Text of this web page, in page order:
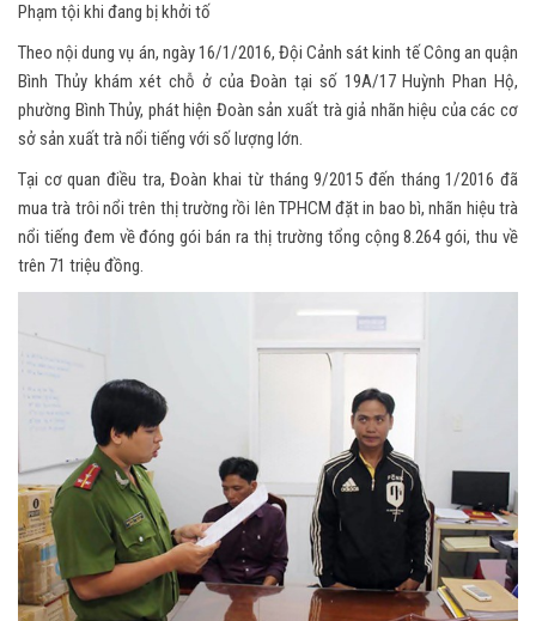
Phạm tội khi đang bị khởi tố
Theo nội dung vụ án, ngày 16/1/2016, Đội Cảnh sát kinh tế Công an quận
Bình Thủy khám xét chỗ ở của Đoàn tại số 19A/17 Huỳnh Phan Hộ,
phường Bình Thủy, phát hiện Đoàn sản xuất trà giả nhãn hiệu của các cơ
sở sản xuất trà nổi tiếng với số lượng lớn.
Tại cơ quan điều tra, Đoàn khai từ tháng 9/2015 đến tháng 1/2016 đã
mua trà trôi nổi trên thị trường rồi lên TPHCM đặt in bao bì, nhãn hiệu trà
nổi tiếng đem về đóng gói bán ra thị trường tổng cộng 8.264 gói, thu về
trên 71 triệu đồng.